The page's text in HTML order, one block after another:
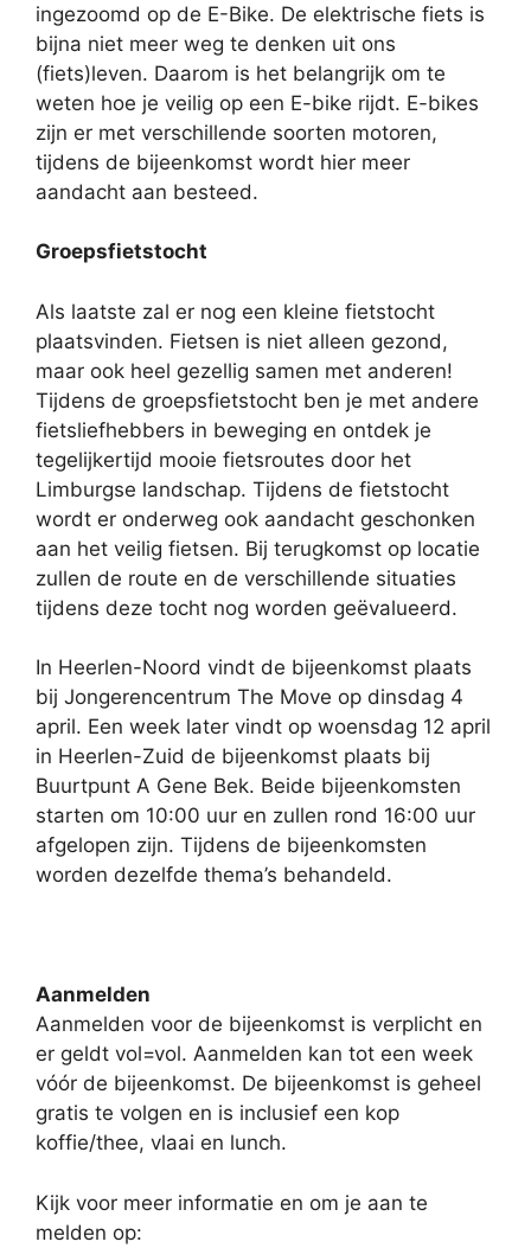
ingezoomd op de E-Bike. De elektrische fiets is
bijna niet meer weg te denken uit ons
(fiets)leven. Daarom is het belangrijk om te
weten hoe je veilig op een E-bike rijdt. E-bikes
zijn er met verschillende soorten motoren,
tijdens de bijeenkomst wordt hier meer
aandacht aan besteed.
Groepsfietstocht
Als laatste zal er nog een kleine fietstocht
plaatsvinden. Fietsen is niet alleen gezond,
maar ook heel gezellig samen met anderen!
Tijdens de groepsfietstocht ben je met andere
fietsliefhebbers in beweging en ontdek je
tegelijkertijd mooie fietsroutes door het
Limburgse landschap. Tijdens de fietstocht
wordt er onderweg ook aandacht geschonken
aan het veilig fietsen. Bij terugkomst op locatie
zullen de route en de verschillende situaties
tijdens deze tocht nog worden geëvalueerd.
In Heerlen-Noord vindt de bijeenkomst plaats
bij Jongerencentrum The Move op dinsdag 4
april. Een week later vindt op woensdag 12 april
in Heerlen-Zuid de bijeenkomst plaats bij
Buurtpunt A Gene Bek. Beide bijeenkomsten
starten om 10:00 uur en zullen rond 16:00 uur
afgelopen zijn. Tijdens de bijeenkomsten
worden dezelfde thema’s behandeld.
Aanmelden
Aanmelden voor de bijeenkomst is verplicht en
er geldt vol=vol. Aanmelden kan tot een week
vóór de bijeenkomst. De bijeenkomst is geheel
gratis te volgen en is inclusief een kop
koffie/thee, vlaai en lunch.
Kijk voor meer informatie en om je aan te
melden op: